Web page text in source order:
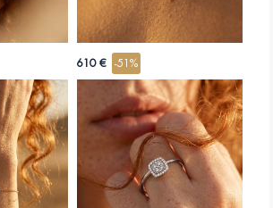
610 € -51%